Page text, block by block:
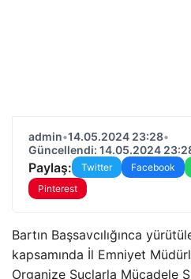
admin•14.05.2024 23:28•
Güncellendi: 14.05.2024
Paylaş: Twitter Facebook
Pinterest
Bartın Başsavcılığınca
kapsamında İl Emniyet
Organize Suçlarla Mücadele